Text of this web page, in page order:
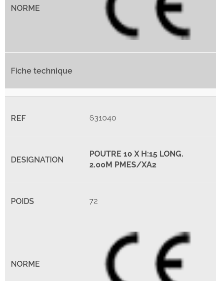
631040
POUTRE 10 X H:15 LONG.
2.00M PMES/XA2
72